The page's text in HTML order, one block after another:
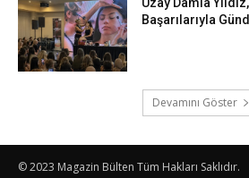
Uzay Damla
Başarılarıyla
Devamını Göster
© 2023 Magazin Bülten Tüm Hakları Saklıdır.